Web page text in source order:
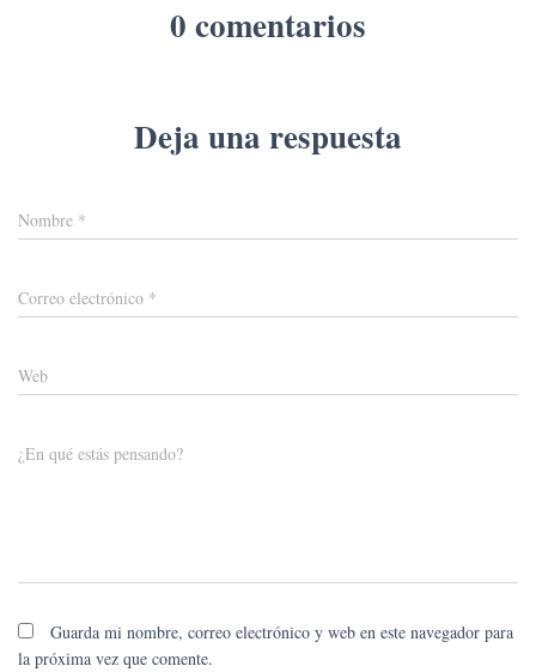
0 comentarios
Deja una respuesta
Nombre *
Correo electrónico *
Web
¿En qué estás pensando?
Guarda mi nombre, correo electrónico y web en este navegador para
la próxima vez que comente.